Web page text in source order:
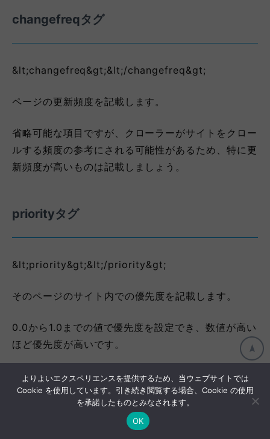
changefreqタグ
&lt;changefreq&gt;&lt;/changefreq&gt;
ページの更新頻度を記載します。
省略可能な項目ですが、クローラーがサイトをクロー
ルする頻度の参考にされる可能性があるため、特に更
新頻度が高いものは記載しましょう。
priorityタグ
&lt;priority&gt;&lt;/priority&gt;
そのページのサイト内での優先度を記載します。
0.0から1.0までの値で優先度を設定でき、数値が高い
ほど優先度が高いです。
ついすべてのURLを「1.0」に設定したくなります
が、すべてのページで同じ優先度にすると効果がなく
よりよいエクスペリエンスを提供するため、当ウェブサイトでは
Cookie を使用しています。引き続き閲覧する場合、Cookie の使用
を承諾したものとみなされます。
OK